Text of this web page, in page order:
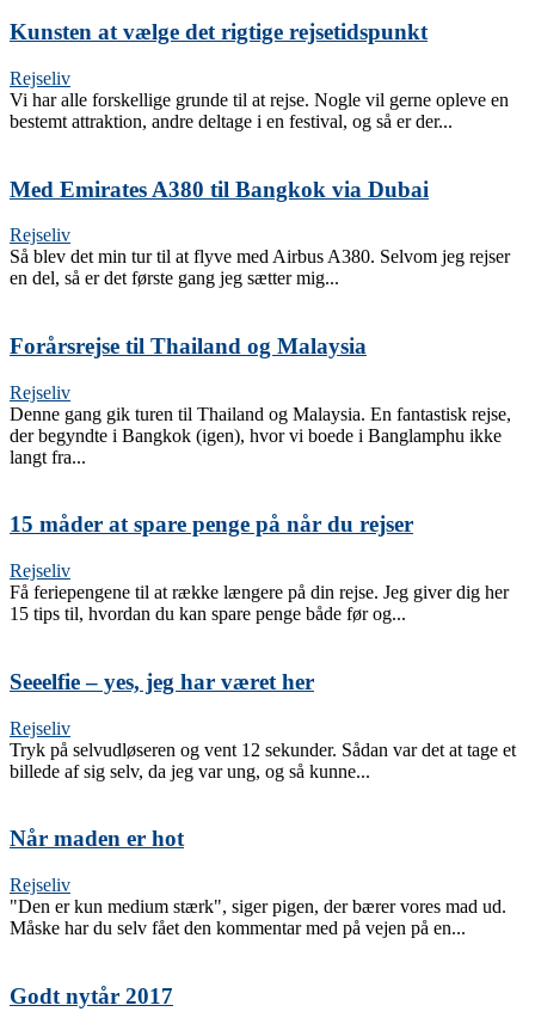
Kunsten at vælge det rigtige rejsetidspunkt
Rejseliv
Vi har alle forskellige grunde til at rejse. Nogle vil gerne opleve en
bestemt attraktion, andre deltage i en festival, og så er der...
Med Emirates A380 til Bangkok via Dubai
Rejseliv
Så blev det min tur til at flyve med Airbus A380. Selvom jeg rejser
en del, så er det første gang jeg sætter mig...
Forårsrejse til Thailand og Malaysia
Rejseliv
Denne gang gik turen til Thailand og Malaysia. En fantastisk rejse,
der begyndte i Bangkok (igen), hvor vi boede i Banglamphu ikke
langt fra...
15 måder at spare penge på når du rejser
Rejseliv
Få feriepengene til at række længere på din rejse. Jeg giver dig her
15 tips til, hvordan du kan spare penge både før og...
Seeelfie – yes, jeg har været her
Rejseliv
Tryk på selvudløseren og vent 12 sekunder. Sådan var det at tage et
billede af sig selv, da jeg var ung, og så kunne...
Når maden er hot
Rejseliv
"Den er kun medium stærk", siger pigen, der bærer vores mad ud.
Måske har du selv fået den kommentar med på vejen på en...
Godt nytår 2017